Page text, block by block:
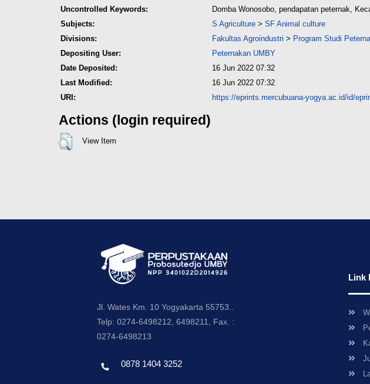
Uncontrolled Keywords:
Domba Wonosobo, pendapatan peternak,
Subjects:
S Agriculture > SF Animal culture
Divisions:
Fakultas Agroindustri > Program Studi
Depositing User:
Peternakan UMBY
Date Deposited:
16 Jun 2022 07:32
Last Modified:
16 Jun 2022 07:32
URI:
https://eprints.mercubuana-yogya.ac.id/id/
Actions (login required)
View Item
Jl. Wates Km. 10 Yogyakarta 55753..
Telp: 0274-6498212, 6498211, Fax. :
0274-6498213
0878 1404 3252
Link